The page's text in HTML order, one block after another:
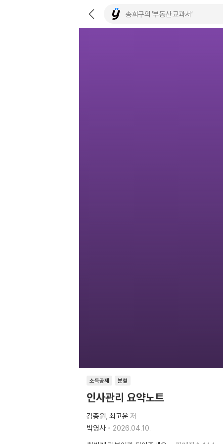
소득공제 분철
인사관리 요약노트
김종원 최고운 저
박영사
2026.04.10.